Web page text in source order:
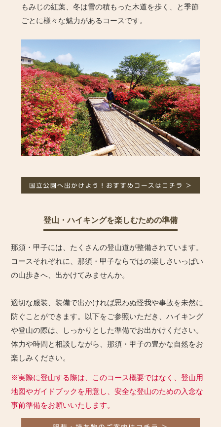
もみじの紅葉、冬は雪の積もった木道を歩く、と季節
ごとに様々な魅力があるコースです。
登山・ハイキングを楽しむための準備
那須・甲子には、たくさんの登山道が整備されています。
コースそれぞれに、那須・甲子ならではの楽しさいっぱい
の山歩きへ、出かけてみませんか。
適切な服装、装備で出かければ思わぬ怪我や事故を未然に
防ぐことができます。以下をご参照いただき、ハイキング
や登山の際は、しっかりとした準備でお出かけください。
体力や時間と相談しながら、那須・甲子の豊かな自然をお
楽しみください。
※実際に登山する際は、このコース概要ではなく、登山用
地図やガイドブックを用意し、安全な登山のための入念な
事前準備をお願いいたします。